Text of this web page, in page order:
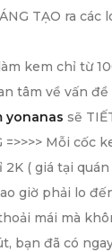
TẠO ra các
kem chỉ từ
tâm về vấn
yonanas sẽ
=>>>> Mỗi cốc
2K ( giá tại quán
giờ phải lo
mái mà
bạn đã có